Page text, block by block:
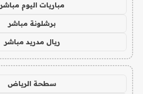
مباريات اليوم مباشر
برشلونة مباشر
ريال مدريد مباشر
سطحة الرياض